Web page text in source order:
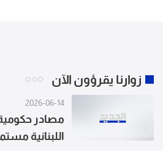
زوارنا يقرؤون الآن
2026-06-14
مصادر حكومية
اللبنانية